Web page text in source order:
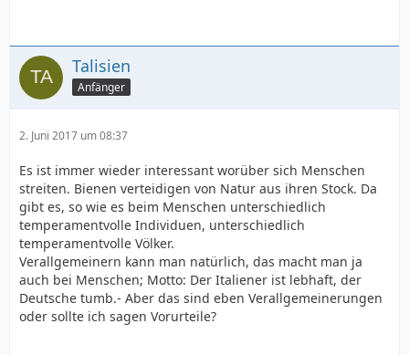
Talisien
Anfänger
2. Juni 2017 um 08:37
Es ist immer wieder interessant worüber sich Menschen
streiten. Bienen verteidigen von Natur aus ihren Stock. Da
gibt es, so wie es beim Menschen unterschiedlich
temperamentvolle Individuen, unterschiedlich
temperamentvolle Völker.
Verallgemeinern kann man natürlich, das macht man ja
auch bei Menschen; Motto: Der Italiener ist lebhaft, der
Deutsche tumb.- Aber das sind eben Verallgemeinerungen
oder sollte ich sagen Vorurteile?